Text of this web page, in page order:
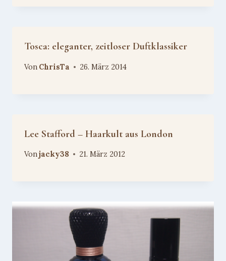
Tosca: eleganter, zeitloser Duftklassiker
Von ChrisTa 26. März 2014
Lee Stafford – Haarkult aus London
Vonjacky38 21. März 2012